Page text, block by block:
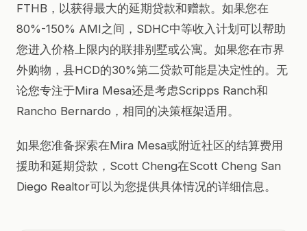
FTHB，以获得最大的延期贷款和赠款。如果您在
80%-150% AMI之间，SDHC中等收入计划可以帮助
您进入价格上限内的联排别墅或公寓。如果您在市界
外购物，县HCD的30%第二贷款可能是决定性的。无
论您专注于Mira Mesa还是考虑Scripps Ranch和
Rancho Bernardo，相同的决策框架适用。
如果您准备探索在Mira Mesa或附近社区的结算费用
援助和延期贷款，Scott Cheng在Scott Cheng San
Diego Realtor可以为您提供具体情况的详细信息。